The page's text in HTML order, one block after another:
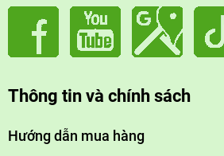
Thông tin và chính sách
Hướng dẫn mua hàng